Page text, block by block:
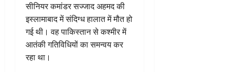
सीनियर कमांडर सज्जाद अहमद की
इस्लामाबाद में संदिग्ध हालात में मौत हो
गई थी। वह पाकिस्तान से कश्मीर में
आतंकी गतिविधियों का समन्वय कर
रहा था।